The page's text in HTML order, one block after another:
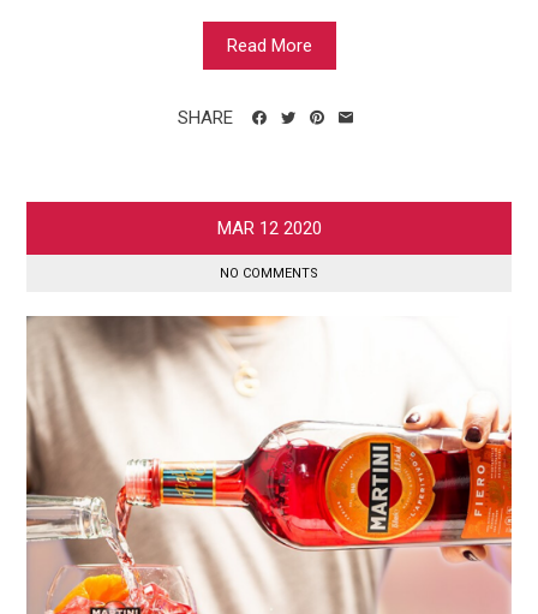
Read More
SHARE
MAR 12 2020
NO COMMENTS